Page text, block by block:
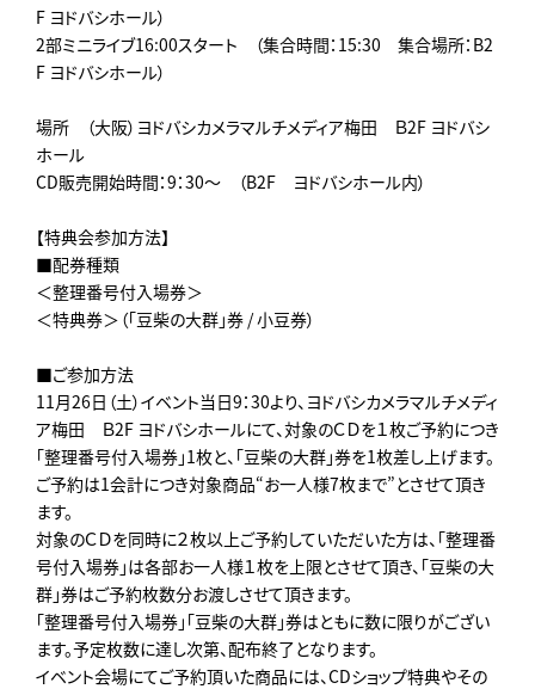
F ヨドバシホール）
2部ミニライブ16:00スタート （集合時間：15:30 集合場所：B2
F ヨドバシホール）
場所 （大阪）ヨドバシカメラマルチメディア梅田 Ｂ2F ヨドバシ
ホール
CD販売開始時間：9：30～ （B2F ヨドバシホール内）
【特典会参加方法】
■配券種類
＜整理番号付入場券＞
＜特典券＞（「豆柴の大群」券 / 小豆券）
■ご参加方法
11月26日（土）イベント当日9：30より、ヨドバシカメラマルチメディ
ア梅田 Ｂ2F ヨドバシホールにて、対象のＣＤを１枚ご予約につき
「整理番号付入場券」1枚と、「豆柴の大群」券を1枚差し上げます。
ご予約は1会計につき対象商品“お一人様7枚まで”とさせて頂き
ます。
対象のＣＤを同時に２枚以上ご予約していただいた方は、「整理番
号付入場券」は各部お一人様１枚を上限とさせて頂き、「豆柴の大
群」券はご予約枚数分お渡しさせて頂きます。
「整理番号付入場券」「豆柴の大群」券はともに数に限りがござい
ます。予定枚数に達し次第、配布終了となります。
イベント会場にてご予約頂いた商品には、CDショップ特典やその